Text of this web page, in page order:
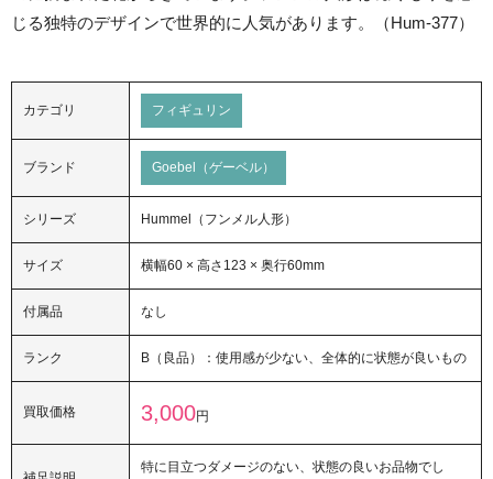
じる独特のデザインで世界的に人気があります。（Hum-377）
カテゴリ フィギュリン
ブランド Goebel（ゲーベル）
シリーズ Hummel（フンメル人形）
サイズ 横幅60 × 高さ123 × 奥行60mm
付属品 なし
ランク B（良品）：使用感が少ない、全体的に状態が良いもの
買取価格 3,000円
特に目立つダメージのない、状態の良いお品物でし